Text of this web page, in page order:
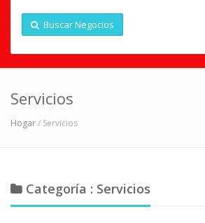
Buscar Negocios
Servicios
Hogar/ Servicios
Categoría : Servicios